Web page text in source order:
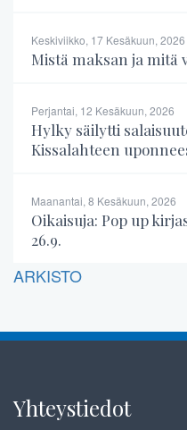
Keskiviikko, 17 Kesäkuun, 2026
Mistä maksan ja mitä
Perjantai, 12 Kesäkuun, 2026
Hylky säilytti
Kissalahteen
Maanantai, 8 Kesäkuun, 2026
Oikaisuja: Pop up
26.9.
ARKISTO
Yhteystiedot